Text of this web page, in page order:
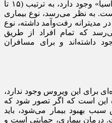
که در «آمریکا و غرب» و «شرق آسیا» وجود دارد، به ترتیب (۱۵ تا
است. به نظر می‌رسد، نوع بیماری
مدیترانه رفت‌وآمد داشته، نوع
که تمام افراد از طریق
داشته‌اند و برای مسافران
برای این ویروس وجود ندارد،
این است که اگر تصور شود که
بهبود بیمار می‌شود، باید
درمان بیماری، حمایتی است و